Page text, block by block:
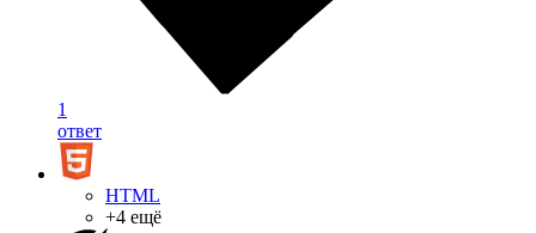
1
ответ
HTML
+4 ещё